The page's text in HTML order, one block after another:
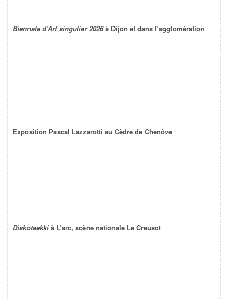
Biennale d’Art singulier 2026à Dijon et dans l’agglomération
Exposition Pascal Lazzarotti au Cèdre de Chenôve
Diskoteekki à L’arc, scène nationale Le Creusot